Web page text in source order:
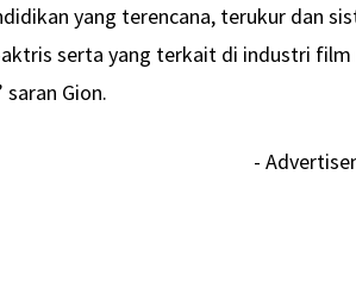
yang terencana, terukur dan
serta yang terkait di industri film
saran Gion.
-